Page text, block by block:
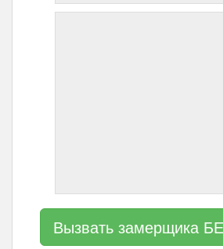
Вызвать замерщика